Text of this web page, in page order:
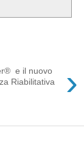
›
e il nuovo
Riabilitativa